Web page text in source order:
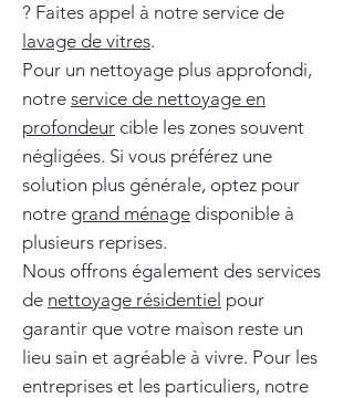
? Faites appel à notre service de
lavage de vitres.
Pour un nettoyage plus approfondi,
notre service de nettoyage en
profondeur cible les zones souvent
négligées. Si vous préférez une
solution plus générale, optez pour
notre grand ménage disponible à
plusieurs reprises.
Nous offrons également des services
de nettoyage résidentiel pour
garantir que votre maison reste un
lieu sain et agréable à vivre. Pour les
entreprises et les particuliers, notre